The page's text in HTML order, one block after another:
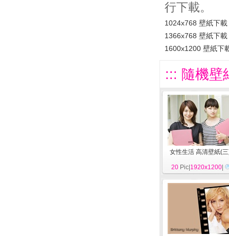
行下載。
1024x768 壁紙下載
1366x768 壁紙下載
1600x1200 壁紙下
::: 隨機壁
女性生活 高清壁紙(
20 Pic| 1920x1200